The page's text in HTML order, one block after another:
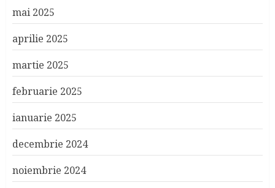
mai 2025
aprilie 2025
martie 2025
februarie 2025
ianuarie 2025
decembrie 2024
noiembrie 2024